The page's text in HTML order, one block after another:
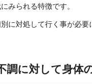
みられる特徴です。
に対処して行く事が必要
調に対して身体